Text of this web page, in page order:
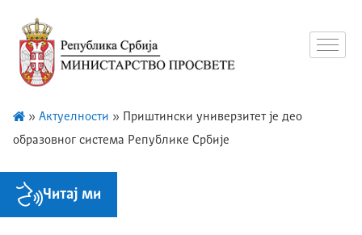
» Актуелности » Приштински универзитет је део
образовног система Републике Србије
Читај ми